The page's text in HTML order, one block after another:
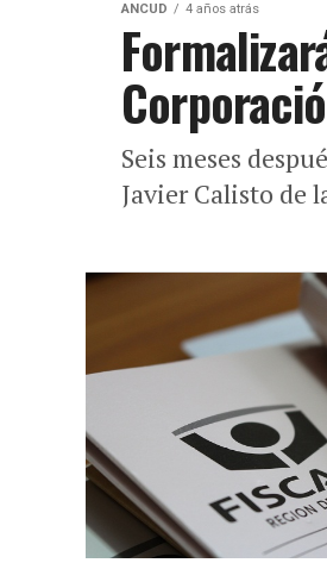
ANCUD 4 años atrás
Seis meses
Javier Calisto de